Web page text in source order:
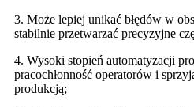
3. Może lepiej unikać błędów w
stabilnie przetwarzać precyzyjne
4. Wysoki stopień automatyzacji
pracochłonność operatorów i
produkcją;